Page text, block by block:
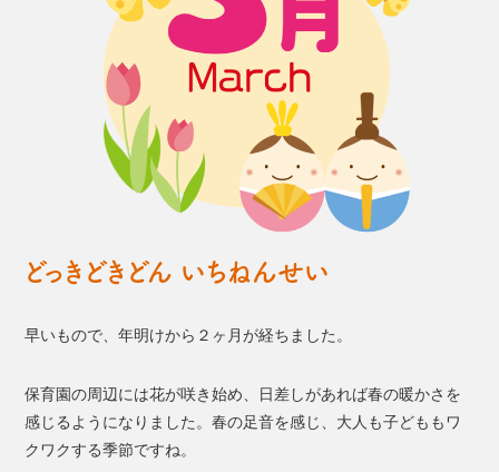
どっきどきどん いちねんせい
早いもので、年明けから２ヶ月が経ちました。
保育園の周辺には花が咲き始め、日差しがあれば春の暖かさを
感じるようになりました。春の足音を感じ、大人も子どももワ
クワクする季節ですね。